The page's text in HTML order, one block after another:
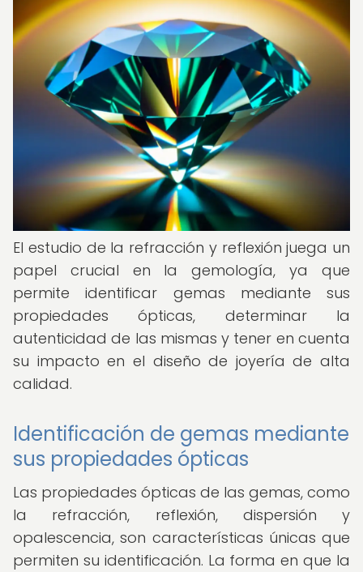
El estudio de la refracción y reflexión juega un
papel crucial en la gemología, ya que
permite identificar gemas mediante sus
propiedades ópticas, determinar la
autenticidad de las mismas y tener en cuenta
su impacto en el diseño de joyería de alta
calidad.
Identificación de gemas mediante
sus propiedades ópticas
Las propiedades ópticas de las gemas, como
la refracción, reflexión, dispersión y
opalescencia, son características únicas que
permiten su identificación. La forma en que la